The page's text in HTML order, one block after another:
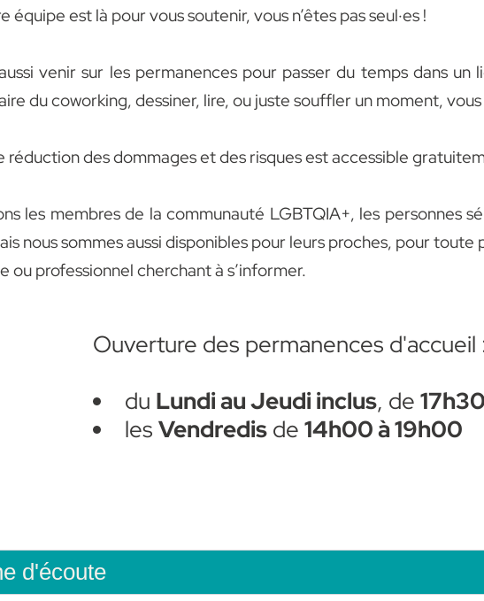
équipe est là pour vous soutenir, vous n’êtes pas seul·es !
venir sur les permanences pour passer du temps dans
du coworking, dessiner, lire, ou juste souffler un moment,
réduction des dommages et des risques est accessible
les membres de la communauté LGBTQIA+, les personnes
nous sommes aussi disponibles pour leurs proches, pour
ou professionnel cherchant à s’informer.
Ouverture des permanences d'accueil
du Lundi au Jeudi inclus, de
les Vendredisde 14h00 à 19h00
d'écoute